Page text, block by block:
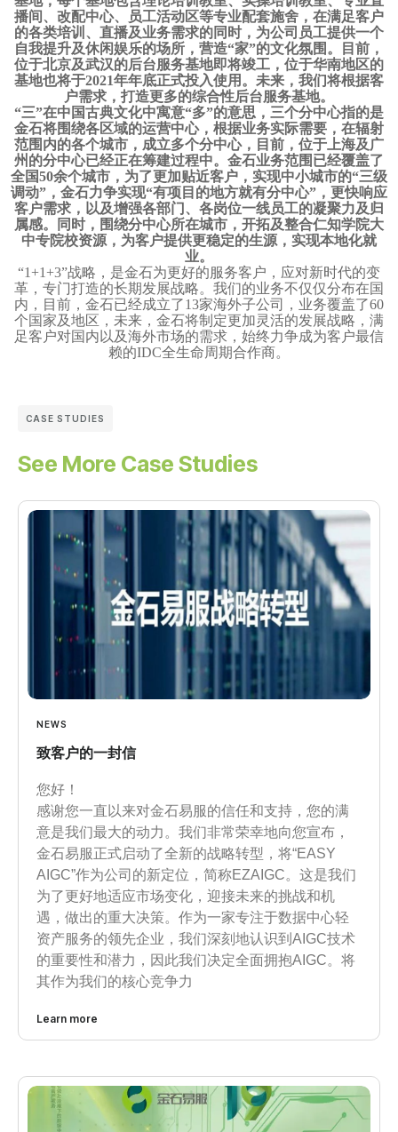
播间、改配中心、员工活动区等专业配套施舍，在满足客户
的各类培训、直播及业务需求的同时，为公司员工提供一个
自我提升及休闲娱乐的场所，营造“家”的文化氛围。目前，
位于北京及武汉的后台服务基地即将竣工，位于华南地区的
基地也将于2021年年底正式投入使用。未来，我们将根据客
户需求，打造更多的综合性后台服务基地。
“三”在中国古典文化中寓意“多”的意思，三个分中心指的是
金石将围绕各区域的运营中心，根据业务实际需要，在辐射
范围内的各个城市，成立多个分中心，目前，位于上海及广
州的分中心已经正在筹建过程中。金石业务范围已经覆盖了
全国50余个城市，为了更加贴近客户，实现中小城市的“三级
调动”，金石力争实现“有项目的地方就有分中心”，更快响应
客户需求，以及增强各部门、各岗位一线员工的凝聚力及归
属感。同时，围绕分中心所在城市，开拓及整合仁知学院大
中专院校资源，为客户提供更稳定的生源，实现本地化就
业。
“1+1+3”战略，是金石为更好的服务客户，应对新时代的变
革，专门打造的长期发展战略。我们的业务不仅仅分布在国
内，目前，金石已经成立了13家海外子公司，业务覆盖了60
个国家及地区，未来，金石将制定更加灵活的发展战略，满
足客户对国内以及海外市场的需求，始终力争成为客户最信
赖的IDC全生命周期合作商。
CASE STUDIES
See More Case Studies
NEWS
致客户的一封信
您好！
感谢您一直以来对金石易服的信任和支持，您的满
意是我们最大的动力。我们非常荣幸地向您宣布，
金石易服正式启动了全新的战略转型，将“EASY
AIGC”作为公司的新定位，简称EZAIGC。这是我们
为了更好地适应市场变化，迎接未来的挑战和机
遇，做出的重大决策。作为一家专注于数据中心轻
资产服务的领先企业，我们深刻地认识到AIGC技术
的重要性和潜力，因此我们决定全面拥抱AIGC。将
其作为我们的核心竞争力
Learn more